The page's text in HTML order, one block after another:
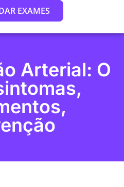
EXAMES
Arterial: O